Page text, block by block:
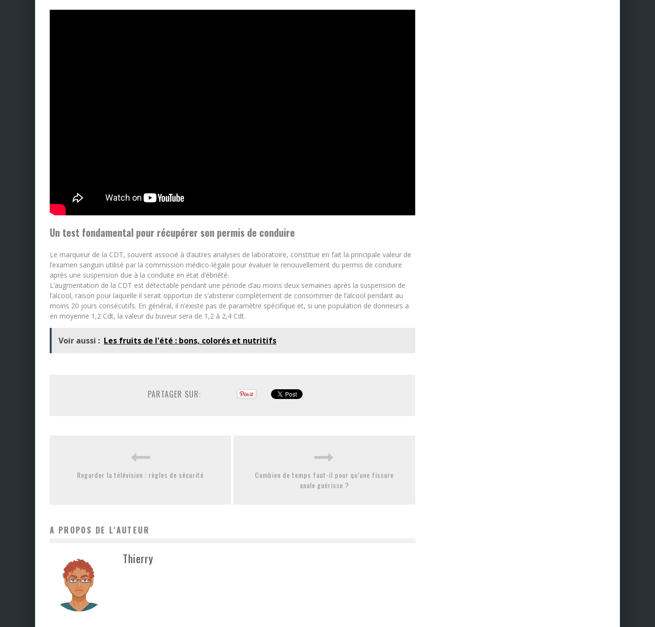
Un test fondamental pour récupérer son permis de conduire
Le marqueur de la CDT, souvent associé à d’autres analyses de laboratoire, constitue en fait la principale valeur de
l’examen sanguin utilisé par la commission médico-légale pour évaluer le renouvellement du permis de conduire
après une suspension due à la conduite en état d’ébriété.
L’augmentation de la CDT est détectable pendant une période d’au moins deux semaines après la suspension de
l’alcool, raison pour laquelle il serait opportun de s’abstenir complètement de consommer de l’alcool pendant au
moins 20 jours consécutifs. En général, il n’existe pas de paramètre spécifique et, si une population de donneurs a
en moyenne 1,2 Cdt, la valeur du buveur sera de 1,2 à 2,4 Cdt.
Voir aussi : Les fruits de l'été : bons, colorés et nutritifs
PARTAGER SUR:
Regarder la télévision : règles de sécurité
Combien de temps faut-il pour qu’une fissure
anale guérisse ?
A PROPOS DE L'AUTEUR
Thierry